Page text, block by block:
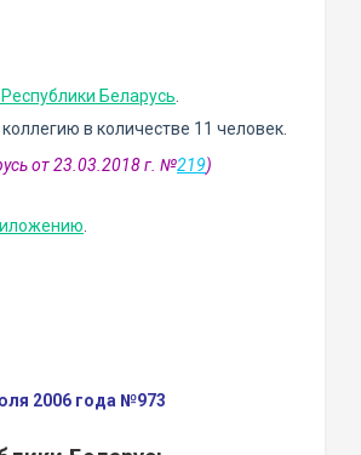
Беларусь
в количестве 11 человек.
от 23.03.2018 г. №219)
2006 года №973